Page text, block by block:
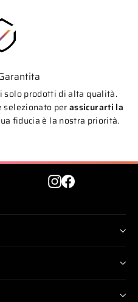
solo prodotti di alta qualità.
selezionato perassicurarti la
fiducia è la nostra priorità.
Instagram
Facebook